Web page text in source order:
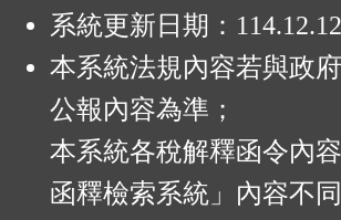
系統更新日期： 114.12.12
本系統法規內容若與政
公報內容為準；
本系統各稅解釋函令內
函釋檢索系統」內容不